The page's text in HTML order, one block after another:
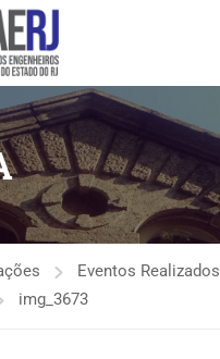
Eventos Realizados
img_3673